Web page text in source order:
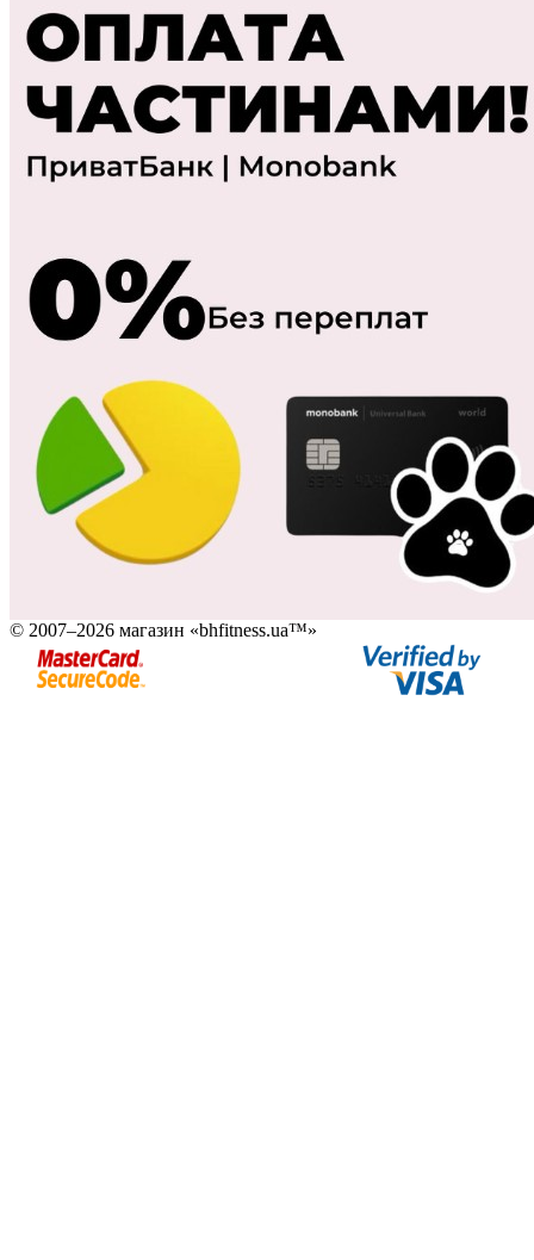
© 2007–2026 магазин «bhfitness.ua™»